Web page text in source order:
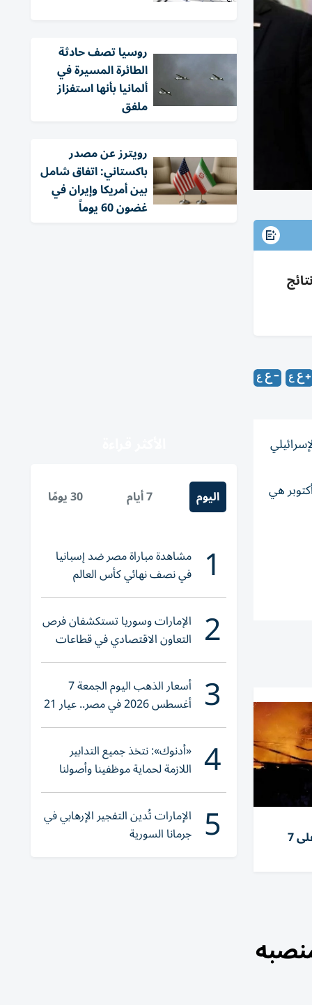
نتائج
هي
روسيا تشن هجمات متزامنة على 7
روسيا تصف حادثة
الطائرة المسيرة في
ألمانيا بأنها استفزاز
ملفق
‏رويترز عن مصدر
باكستاني: اتفاق شامل
بين أمريكا وإيران في
غضون 60 يوماً
اليوم 7 أيام 30 يومًا
1 مشاهدة مباراة مصر ضد إسبانيا
في نصف نهائي كأس العالم
لناشئات اليد 2026
2 الإمارات وسوريا تستكشفان فرص
التعاون الاقتصادي في قطاعات
حيوية
3 أسعار الذهب اليوم الجمعة 7
أغسطس 2026 في مصر.. عيار 21
يقترب من هذا الرقم
4 «أدنوك»: نتخذ جميع التدابير
اللازمة لحماية موظفينا وأصولنا
وعملياتنا
5 الإمارات تُدين التفجير الإرهابي في
جرمانا السورية